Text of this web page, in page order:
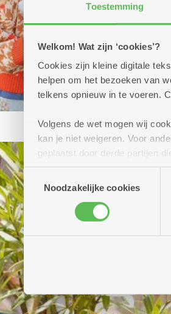
Toestemming
Welkom! Wat zijn ‘cookies’?
Cookies zijn kleine digitale
helpen om het bezoeken van
telkens opnieuw in te voeren.
Volgens de wet mogen wij
kan je niet weigeren. Voor
geplaatst door derde partijen
(geanonimiseerd) gebruik van
combineren met andere
Toestemmingsselectie
Noodzakelijke cookies